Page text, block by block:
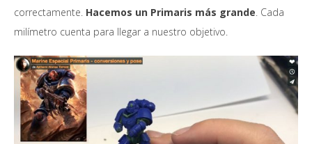
correctamente. Hacemos un Primaris más grande. Cada
milímetro cuenta para llegar a nuestro objetivo.